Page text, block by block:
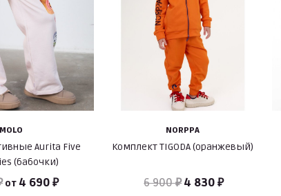
MOLO
Aurita Five
(бабочки)
от 4 690 ₽
NORPPA
Комплект TIGODA (оранжевый)
6 900 ₽4 830 ₽